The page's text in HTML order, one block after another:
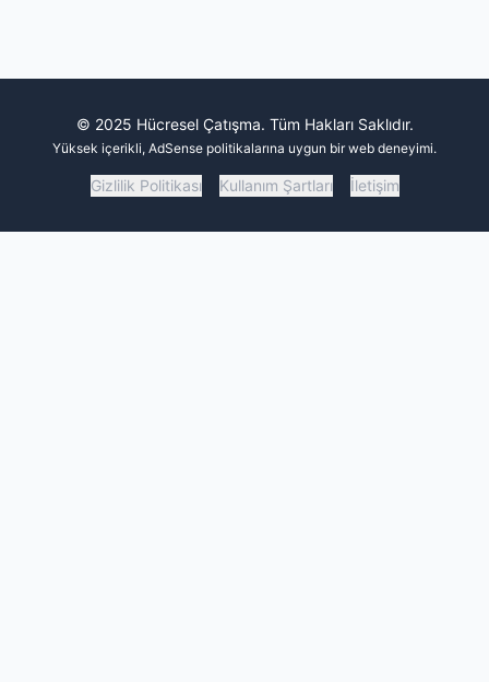
© 2025 Hücresel Çatışma. Tüm Hakları Saklıdır.
Yüksek içerikli, AdSense politikalarına uygun bir web deneyimi.
Gizlilik Politikası Kullanım Şartları İletişim